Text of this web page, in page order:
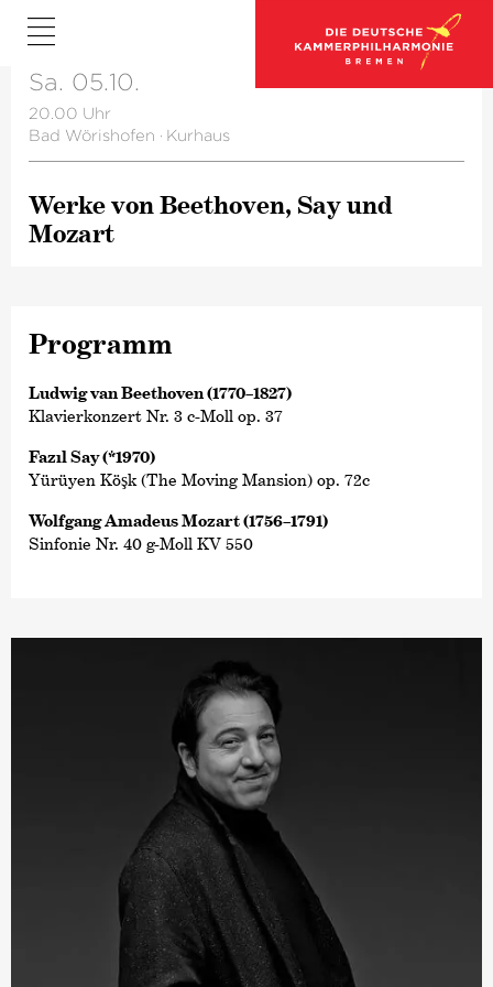
Sa. 05.10.
20.00 Uhr
Bad Wörishofen · Kurhaus
Werke von Beethoven, Say und
Mozart
Programm
Ludwig van Beethoven (1770–1827)
Klavierkonzert Nr. 3 c-Moll op. 37
Fazıl Say (*1970)
Yürüyen Köşk (The Moving Mansion) op. 72c
Wolfgang Amadeus Mozart (1756–1791)
Sinfonie Nr. 40 g-Moll KV 550